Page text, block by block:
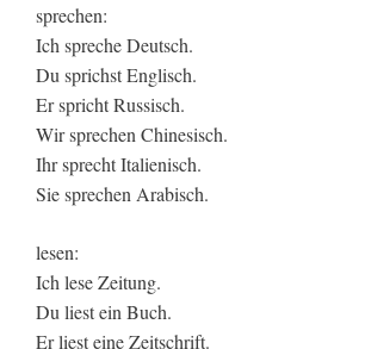
sprechen:
Ich spreche Deutsch.
Du sprichst Englisch.
Er spricht Russisch.
Wir sprechen Chinesisch.
Ihr sprecht Italienisch.
Sie sprechen Arabisch.
lesen:
Ich lese Zeitung.
Du liest ein Buch.
Er liest eine Zeitschrift.